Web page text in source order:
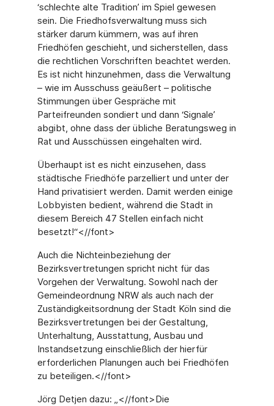
‘schlechte alte Tradition’ im Spiel gewesen
sein. Die Friedhofsverwaltung muss sich
stärker darum kümmern, was auf ihren
Friedhöfen geschieht, und sicherstellen, dass
die rechtlichen Vorschriften beachtet werden.
Es ist nicht hinzunehmen, dass die Verwaltung
– wie im Ausschuss geäußert – politische
Stimmungen über Gespräche mit
Parteifreunden sondiert und dann ‘Signale’
abgibt, ohne dass der übliche Beratungsweg in
Rat und Ausschüssen eingehalten wird.
Überhaupt ist es nicht einzusehen, dass
städtische Friedhöfe parzelliert und unter der
Hand privatisiert werden. Damit werden einige
Lobbyisten bedient, während die Stadt in
diesem Bereich 47 Stellen einfach nicht
besetzt!“<//font>
Auch die Nichteinbeziehung der
Bezirksvertretungen spricht nicht für das
Vorgehen der Verwaltung. Sowohl nach der
Gemeindeordnung NRW als auch nach der
Zuständigkeitsordnung der Stadt Köln sind die
Bezirksvertretungen bei der Gestaltung,
Unterhaltung, Ausstattung, Ausbau und
Instandsetzung einschließlich der hierfür
erforderlichen Planungen auch bei Friedhöfen
zu beteiligen.<//font>
Jörg Detjen dazu: „<//font>Die